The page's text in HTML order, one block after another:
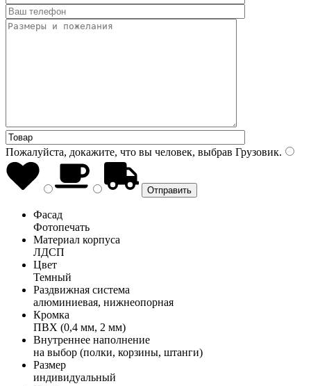
Пожалуйста, докажите, что вы человек, выбрав Грузовик.
Фасад
Фотопечать
Материал корпуса
ЛДСП
Цвет
Темный
Раздвижная система
алюминиевая, нижнеопорная
Кромка
ПВХ (0,4 мм, 2 мм)
Внутреннее наполнение
на выбор (полки, корзины, штанги)
Размер
индивидуальный